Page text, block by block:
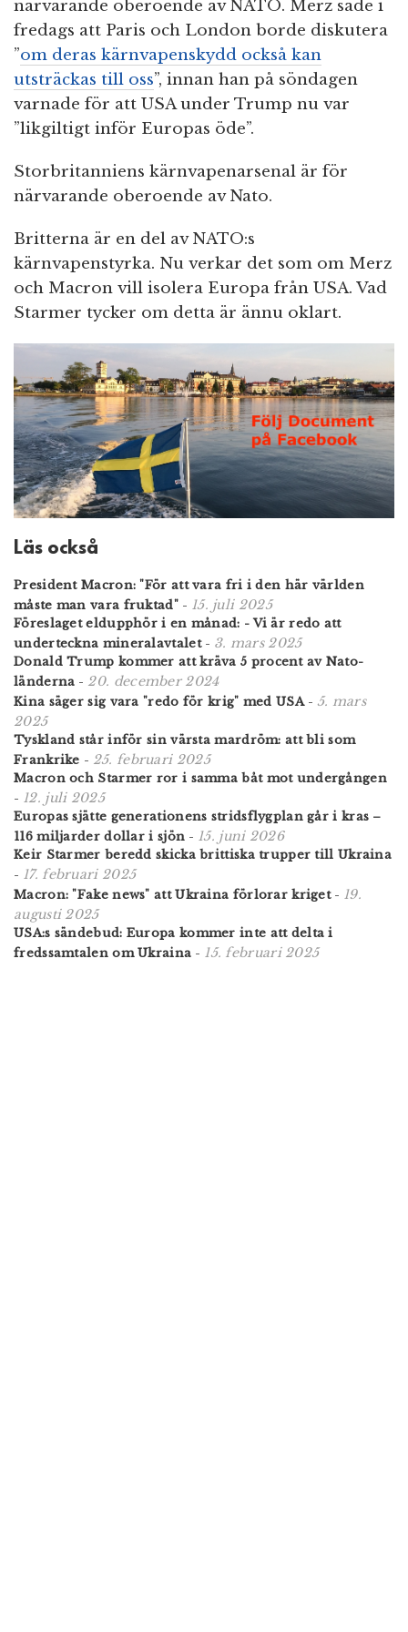
närvarande oberoende av NATO. Merz sade i
fredags att Paris och London borde diskutera
”om deras kärnvapenskydd också kan
utsträckas till oss”, innan han på söndagen
varnade för att USA under Trump nu var
”likgiltigt inför Europas öde”.
Storbritanniens kärnvapenarsenal är för
närvarande oberoende av Nato.
Britterna är en del av NATO:s
kärnvapenstyrka. Nu verkar det som om Merz
och Macron vill isolera Europa från USA. Vad
Starmer tycker om detta är ännu oklart.
Läs också
President Macron: "För att vara fri i den här världen
måste man vara fruktad"- 15. juli 2025
Föreslaget eldupphör i en månad: - Vi är redo att
underteckna mineralavtalet- 3. mars 2025
Donald Trump kommer att kräva 5 procent av Nato-
länderna - 20. december 2024
Kina säger sig vara "redo för krig" med USA- 5. mars
2025
Tyskland står inför sin värsta mardröm: att bli som
Frankrike - 25. februari 2025
Macron och Starmer ror i samma båt mot undergången
- 12. juli 2025
Europas sjätte generationens stridsflygplan går i kras –
116 miljarder dollar i sjön - 15. juni 2026
Keir Starmer beredd skicka brittiska trupper till Ukraina
- 17. februari 2025
Macron: "Fake news" att Ukraina förlorar kriget- 19.
augusti 2025
USA:s sändebud: Europa kommer inte att delta i
fredssamtalen om Ukraina - 15. februari 2025